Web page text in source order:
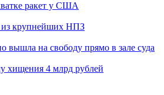
ракет у США
из крупнейших НПЗ
вышла на свободу прямо в зале суда
хищения 4 млрд рублей